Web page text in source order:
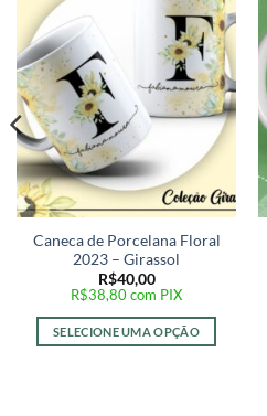
Adicionar
a lista de
desejos
Caneca de Porcelana Floral
2023 – Girassol
R$40,00
R$38,80com PIX
SELECIONE UMA OPÇÃO